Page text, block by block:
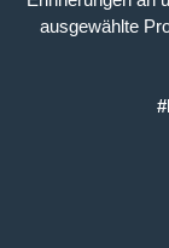
ausgewählte